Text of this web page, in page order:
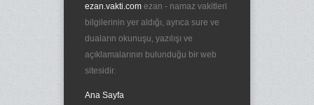
ezan.vakti.com ezan - namaz vakitleri
bilgilerinin yer aldığı, ayrıca sure ve
duaların okunuşu, yazılışı ve
açıklamalarının bulunduğu bir web
sitesidir.
Ana Sayfa